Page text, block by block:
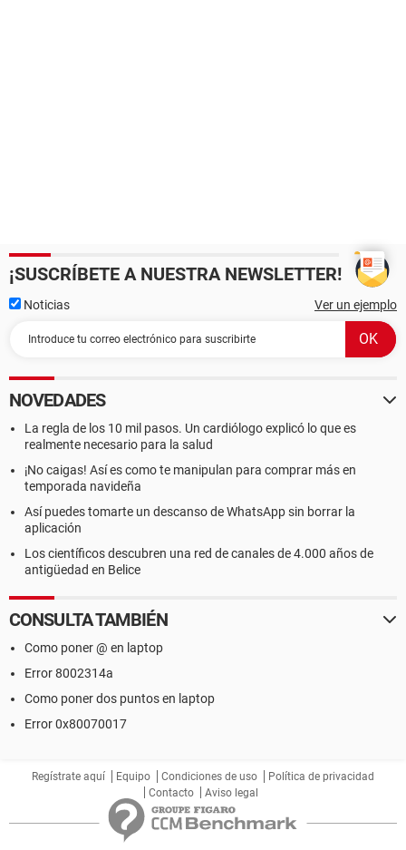
¡SUSCRÍBETE A NUESTRA NEWSLETTER!
Noticias Ver un ejemplo
NOVEDADES
La regla de los 10 mil pasos. Un cardiólogo explicó lo que es
realmente necesario para la salud
¡No caigas! Así es como te manipulan para comprar más en
temporada navideña
Así puedes tomarte un descanso de WhatsApp sin borrar la
aplicación
Los científicos descubren una red de canales de 4.000 años de
antigüedad en Belice
CONSULTA TAMBIÉN
Como poner @ en laptop
Error 8002314a
Como poner dos puntos en laptop
Error 0x80070017
Regístrate aquí Equipo Condiciones de uso
Política de privacidad
Contacto
Aviso legal